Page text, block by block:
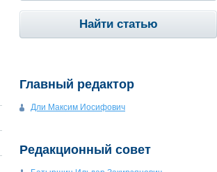
Найти статью
Главный редактор
Дли Максим Иосифович
Редакционный совет